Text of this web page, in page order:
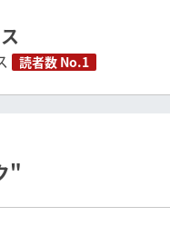
読者数 No.1
"